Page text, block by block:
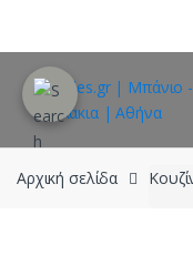
navigation
content
Αρχική σελίδα